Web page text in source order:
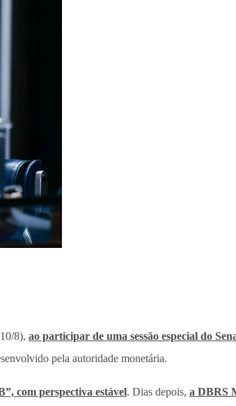
8), ao participar de uma sessão especial do
pela autoridade monetária.
com perspectiva estável. Dias depois, a DBRS